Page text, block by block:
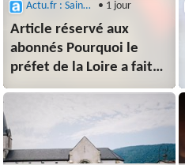
Actu.fr : Saint-Etienne • 1 jour
Article réservé aux
abonnés Pourquoi le
préfet de la Loire a fait
suspendre ces mesures
communes près de Saint-
Etienne ?